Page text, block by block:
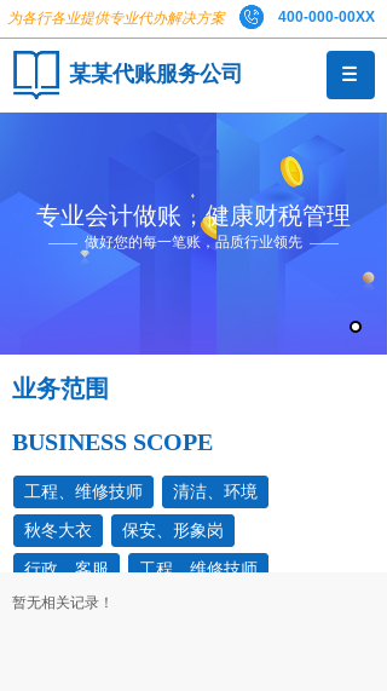
400-000-00XX
为各行各业提供专业代办解决方案
某某代账服务公司
专业会计做账，健康财税管理
—— 做好您的每一笔账，品质行业领先 ——
业务范围
BUSINESS SCOPE
工程、维修技师
清洁、环境
秋冬大衣
保安、形象岗
行政、客服
工程、维修技师
暂无相关记录！